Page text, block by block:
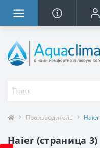
Производитель Haier
Haier (страница 3)